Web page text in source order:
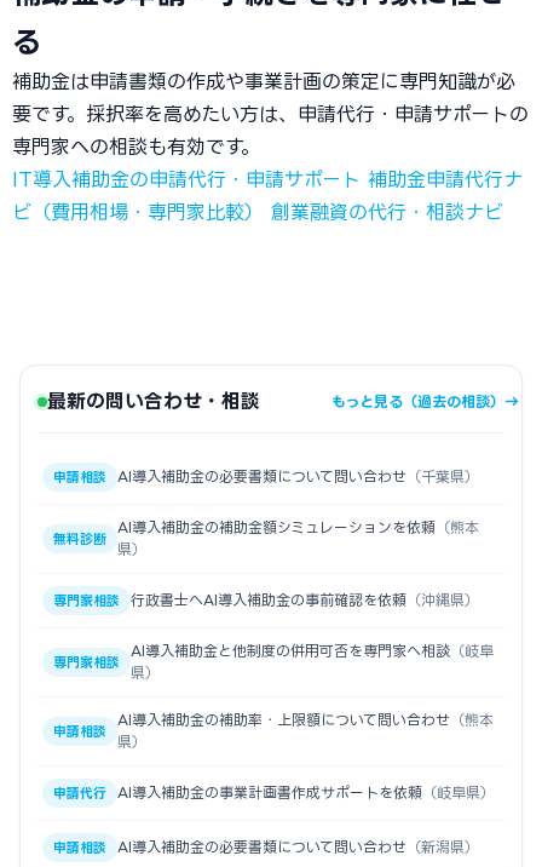
る
補助金は申請書類の作成や事業計画の策定に専門知識が必
要です。採択率を高めたい方は、申請代行・申請サポートの
専門家への相談も有効です。
IT導入補助金の申請代行・申請サポート 補助金申請代行ナ
ビ（費用相場・専門家比較）
創業融資の代行・相談ナビ
最新の問い合わせ・相談 もっと見る（過去の相談）→
申請相談 AI導入補助金の必要書類について問い合わせ （千葉県）
無料診断
AI導入補助金の補助金額シミュレーションを依頼 （熊本
県）
専門家相談 行政書士へAI導入補助金の事前確認を依頼 （沖縄県）
専門家相談
AI導入補助金と他制度の併用可否を専門家へ相談 （岐阜
県）
申請相談
AI導入補助金の補助率・上限額について問い合わせ （熊本
県）
申請代行 AI導入補助金の事業計画書作成サポートを依頼 （岐阜県）
申請相談 AI導入補助金の必要書類について問い合わせ （新潟県）